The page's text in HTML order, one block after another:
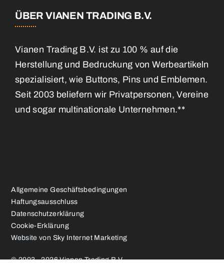
ÜBER VIANEN TRADING B.V.
Vianen Trading B.V. ist zu 100 % auf die
Herstellung und Bedruckung von Werbeartikeln
spezialisiert, wie Buttons, Pins und Emblemen.
Seit 2003 beliefern wir Privatpersonen, Vereine
und sogar multinationale Unternehmen.**
Allgemeine Geschäftsbedingungen
Haftungsausschluss
Datenschutzerklärung
Cookie-Erklärung
Website von Sky Internet Marketing
© 2003 - 2026 Vianen Trading B.V